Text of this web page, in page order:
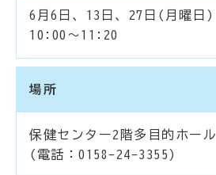
6月6日、13日、27日(月曜日)
10:00～11:20
場所
保健センター2階多目的ホール
(電話：0158-24-3355)